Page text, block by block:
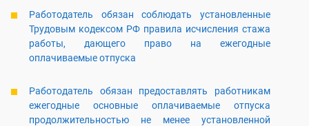
Работодатель обязан соблюдать установленные
Трудовым кодексом РФ правила исчисления стажа
работы, дающего право на ежегодные
оплачиваемые отпуска
Работодатель обязан предоставлять работникам
ежегодные основные оплачиваемые отпуска
продолжительностью не менее установленной